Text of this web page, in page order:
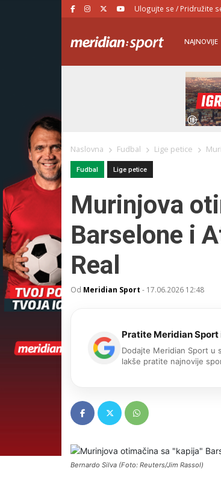
Ulogujte se / Pridružite
NAJNOVIJE
Naslovna Fudbal Lige petice
Fudbal Lige petice
Murinjova
Barselone i
Real
Od Meridian Sport - 17.06.2026 12:48
Pratite Meridian Sport
Dodajte Meridian Sport u
lakše pratite najnovije
Bernardo Silva (Foto: Reuters/Jim Rassol)